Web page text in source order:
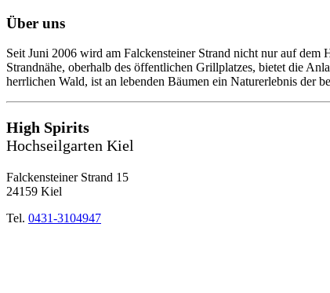
Über uns
Seit Juni 2006 wird am Falckensteiner Strand nicht nur auf
Strandnähe, oberhalb des öffentlichen Grillplatzes, bietet die
herrlichen Wald, ist an lebenden Bäumen ein Naturerlebnis der
High Spirits
Hochseilgarten Kiel
Falckensteiner Strand 15
24159 Kiel
Tel. 0431-3104947